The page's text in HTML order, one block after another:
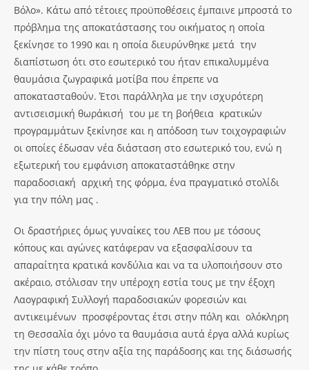
Βόλο». Κάτω από τέτοιες προϋποθέσεις έμπαινε μπροστά το
πρόβλημα της αποκατάστασης του οικήματος η οποία
ξεκίνησε το 1990 και η οποία διευρύνθηκε μετά την
διαπίστωση ότι στο εσωτερικό του ήταν επικαλυμμένα
θαυμάσια ζωγραφικά μοτίβα που έπρεπε να
αποκατασταθούν. Έτσι παράλληλα με την ισχυρότερη
αντισεισμική θωράκισή του με τη βοήθεια κρατικών
προγραμμάτων ξεκίνησε και η απόδοση των τοιχογραφιών
οι οποίες έδωσαν νέα διάσταση στο εσωτερικό του, ενώ η
εξωτερική του εμφάνιση αποκαταστάθηκε στην
παραδοσιακή αρχική της φόρμα, ένα πραγματικό στολίδι
για την πόλη μας .
Οι δραστήριες όμως γυναίκες του ΛΕΒ που με τόσους
κόπους και αγώνες κατάφεραν να εξασφαλίσουν τα
απαραίτητα κρατικά κονδύλια και να τα υλοποιήσουν στο
ακέραιο, στόλισαν την υπέροχη εστία τους με την έξοχη
Λαογραφική Συλλογή παραδοσιακών φορεσιών και
αντικειμένων προσφέροντας έτσι στην πόλη και ολόκληρη
τη Θεσσαλία όχι μόνο τα θαυμάσια αυτά έργα αλλά κυρίως
την πίστη τους στην αξία της παράδοσης και της διάσωσής